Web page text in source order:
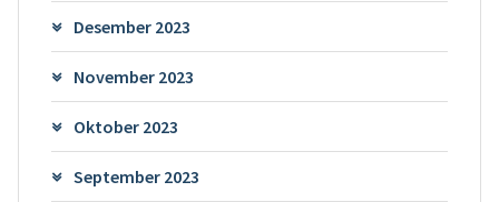
Desember 2023
November 2023
Oktober 2023
September 2023